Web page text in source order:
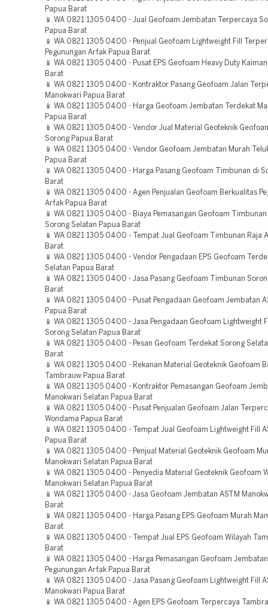
Papua Barat
📱 WA 0821 1305 0400 - Jual Geofoam Jembatan Terpercaya
Papua Barat
📱 WA 0821 1305 0400 - Penjual Geofoam Lightweight Fill
Pegunungan Arfak Papua Barat
📱 WA 0821 1305 0400 - Pusat EPS Geofoam Heavy Duty
Barat
📱 WA 0821 1305 0400 - Kontraktor Pasang Geofoam Jalan
Manokwari Papua Barat
📱 WA 0821 1305 0400 - Harga Geofoam Jembatan Terdekat
Papua Barat
📱 WA 0821 1305 0400 - Vendor Jual Material Geoteknik
Sorong Papua Barat
📱 WA 0821 1305 0400 - Vendor Geofoam Jembatan Murah
Papua Barat
📱 WA 0821 1305 0400 - Harga Pasang Geofoam Timbunan di
Barat
📱 WA 0821 1305 0400 - Agen Penjualan Geofoam Berkualitas
Arfak Papua Barat
📱 WA 0821 1305 0400 - Biaya Pemasangan Geofoam Timbunan
Sorong Selatan Papua Barat
📱 WA 0821 1305 0400 - Tempat Jual Geofoam Timbunan Raja
Barat
📱 WA 0821 1305 0400 - Vendor Pengadaan EPS Geofoam
Selatan Papua Barat
📱 WA 0821 1305 0400 - Jasa Pasang Geofoam Timbunan
Barat
📱 WA 0821 1305 0400 - Pusat Pengadaan Geofoam Jembatan
Papua Barat
📱 WA 0821 1305 0400 - Jasa Pengadaan Geofoam Lightweight
Sorong Selatan Papua Barat
📱 WA 0821 1305 0400 - Pesan Geofoam Terdekat Sorong
Barat
📱 WA 0821 1305 0400 - Rekanan Material Geoteknik Geofoam
Tambrauw Papua Barat
📱 WA 0821 1305 0400 - Kontraktor Pemasangan Geofoam
Manokwari Selatan Papua Barat
📱 WA 0821 1305 0400 - Pusat Penjualan Geofoam Jalan
Wondama Papua Barat
📱 WA 0821 1305 0400 - Tempat Jual Geofoam Lightweight Fill
Papua Barat
📱 WA 0821 1305 0400 - Penjual Material Geoteknik Geofoam
Manokwari Selatan Papua Barat
📱 WA 0821 1305 0400 - Penyedia Material Geoteknik Geofoam
Manokwari Selatan Papua Barat
📱 WA 0821 1305 0400 - Jasa Geofoam Jembatan ASTM
Barat
📱 WA 0821 1305 0400 - Harga Pasang EPS Geofoam Murah
Barat
📱 WA 0821 1305 0400 - Tempat Jual EPS Geofoam Wilayah
Barat
📱 WA 0821 1305 0400 - Harga Pemasangan Geofoam
Pegunungan Arfak Papua Barat
📱 WA 0821 1305 0400 - Jasa Pasang Geofoam Lightweight Fill
Manokwari Papua Barat
📱 WA 0821 1305 0400 - Agen EPS Geofoam Terpercaya